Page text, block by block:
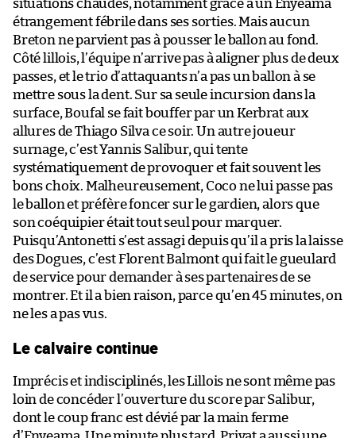
situations chaudes, notamment grâce à un Enyeama
étrangement fébrile dans ses sorties. Mais aucun
Breton ne parvient pas à pousser le ballon au fond.
Côté lillois, l’équipe n’arrive pas à aligner plus de deux
passes, et le trio d’attaquants n’a pas un ballon à se
mettre sous la dent. Sur sa seule incursion dans la
surface, Boufal se fait bouffer par un Kerbrat aux
allures de Thiago Silva ce soir. Un autre joueur
surnage, c’est Yannis Salibur, qui tente
systématiquement de provoquer et fait souvent les
bons choix. Malheureusement, Coco ne lui passe pas
le ballon et préfère foncer sur le gardien, alors que
son coéquipier était tout seul pour marquer.
Puisqu’Antonetti s’est assagi depuis qu’il a pris la laisse
des Dogues, c’est Florent Balmont qui fait le gueulard
de service pour demander à ses partenaires de se
montrer. Et il a bien raison, parce qu’en 45 minutes, on
ne les a pas vus.
Le calvaire continue
Imprécis et indisciplinés, les Lillois ne sont même pas
loin de concéder l’ouverture du score par Salibur,
dont le coup franc est dévié par la main ferme